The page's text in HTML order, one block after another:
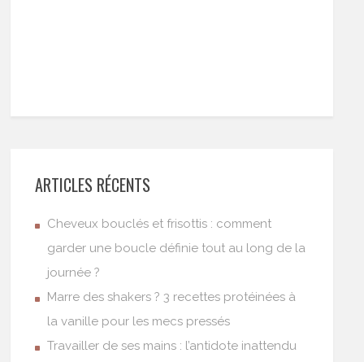
ARTICLES RÉCENTS
Cheveux bouclés et frisottis : comment
garder une boucle définie tout au long de la
journée ?
Marre des shakers ? 3 recettes protéinées à
la vanille pour les mecs pressés
Travailler de ses mains : l’antidote inattendu